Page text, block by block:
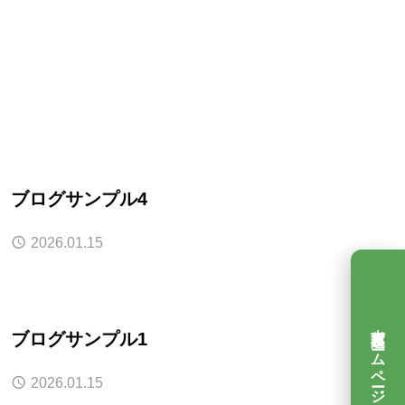
吉村運送ホームページ
ブログサンプル4
2026.01.15
ブログサンプル1
2026.01.15